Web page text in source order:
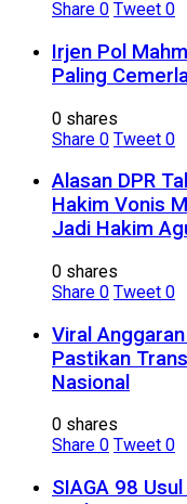
Share 0 Tweet 0
Irjen Pol
Paling
0 shares
Share 0 Tweet 0
Alasan DPR
Hakim Vonis
Jadi Hakim
0 shares
Share 0 Tweet 0
Viral Anggaran
Pastikan
Nasional
0 shares
Share 0 Tweet 0
SIAGA 98